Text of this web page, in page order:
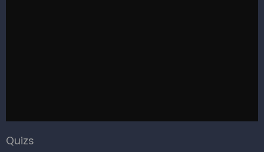
Quizs